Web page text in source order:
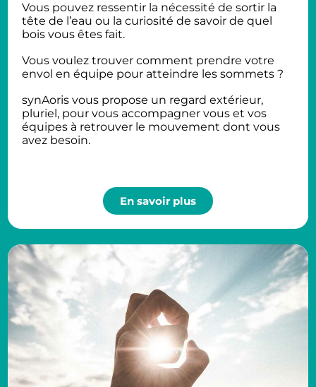
Vous pouvez ressentir la nécessité de sortir la
tête de l’eau ou la curiosité de savoir de quel
bois vous êtes fait.
Vous voulez trouver comment prendre votre
envol en équipe pour atteindre les sommets ?
synAoris vous propose un regard extérieur,
pluriel, pour vous accompagner vous et vos
équipes à retrouver le mouvement dont vous
avez besoin.
En savoir plus